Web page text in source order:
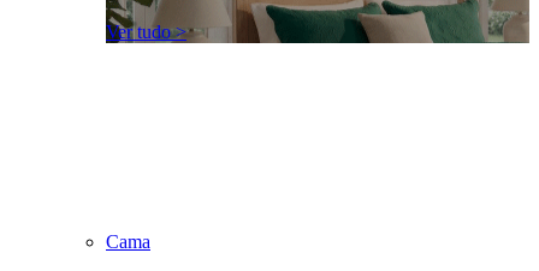
Ver tudo >
Cama